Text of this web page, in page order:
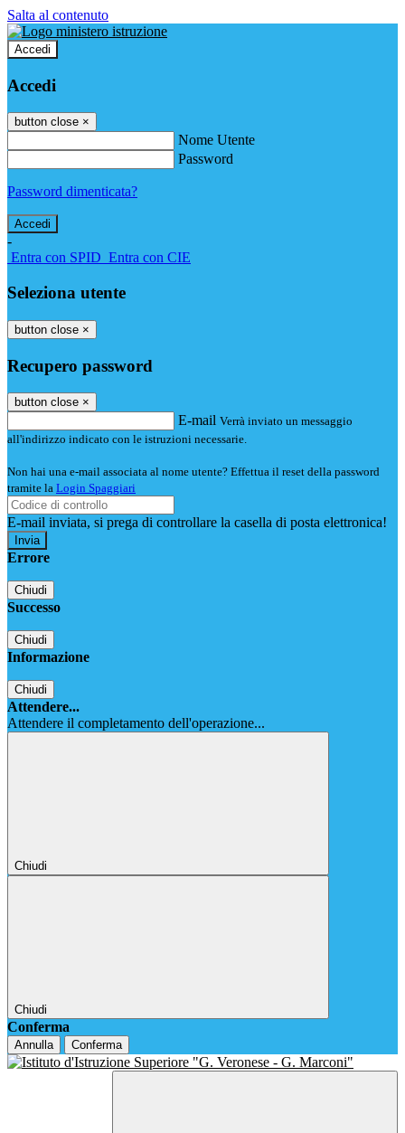
Salta al contenuto
Accedi
Accedi
button close ×
Nome Utente
Password
Password dimenticata?
-
Entra con SPID Entra con CIE
Seleziona utente
button close ×
Recupero password
button close ×
E-mail Verrà inviato un messaggio
all'indirizzo indicato con le istruzioni necessarie.
Non hai una e-mail associata al nome utente? Effettua il reset della password
tramite la Login Spaggiari
E-mail inviata, si prega di controllare la casella di posta elettronica!
Errore
Chiudi
Successo
Chiudi
Informazione
Chiudi
Attendere...
Attendere il completamento dell'operazione...
Chiudi
Chiudi
Conferma
Annulla Conferma